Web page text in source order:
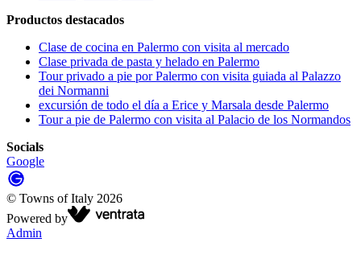
Productos destacados
Clase de cocina en Palermo con visita al mercado
Clase privada de pasta y helado en Palermo
Tour privado a pie por Palermo con visita guiada al Palazzo
dei Normanni
excursión de todo el día a Erice y Marsala desde Palermo
Tour a pie de Palermo con visita al Palacio de los Normandos
Socials
Google
© Towns of Italy 2026
Powered by
Admin